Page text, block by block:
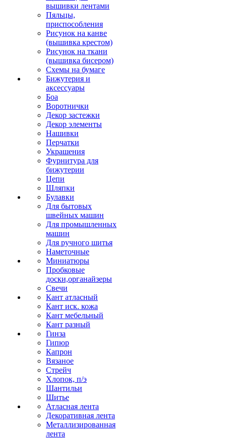
вышивки лентами
Пяльцы,
приспособления
Рисунок на канве
(вышивка крестом)
Рисунок на ткани
(вышивка бисером)
Схемы на бумаге
Бижутерия и
аксессуары
Боа
Воротнички
Декор застежки
Декор элементы
Нашивки
Перчатки
Украшения
Фурнитура для
бижутерии
Цепи
Шляпки
Булавки
Для бытовых
швейных машин
Для промышленных
машин
Для ручного шитья
Наметочные
Миниатюры
Пробковые
доски,органайзеры
Свечи
Кант атласный
Кант иск. кожа
Кант мебельный
Кант разный
Гинза
Гипюр
Капрон
Вязаное
Стрейч
Хлопок, п/э
Шантильи
Шитье
Атласная лента
Декоративная лента
Металлизированная
лента